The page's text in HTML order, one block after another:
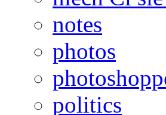
notes
photos
politics